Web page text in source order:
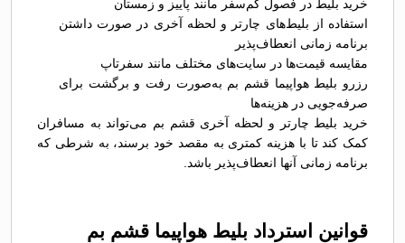
خرید بلیط در فصول کم‌سفر مانند پاییز و زمستان
استفاده از بلیط‌های چارتر و لحظه آخری در صورت داشتن
برنامه زمانی انعطاف‌پذیر
مقایسه قیمت‌ها در سایت‌های مختلف مانند سفرتاپ
رزرو بلیط هواپیما قشم بم به‌صورت رفت و برگشت برای
صرفه‌جویی در هزینه‌ها
خرید بلیط چارتر و لحظه آخری قشم بم می‌تواند به مسافران
کمک کند تا با هزینه کمتری به مقصد خود برسند، به شرطی که
برنامه زمانی آنها انعطاف‌پذیر باشد.
قوانین استرداد بلیط هواپیما قشم بم